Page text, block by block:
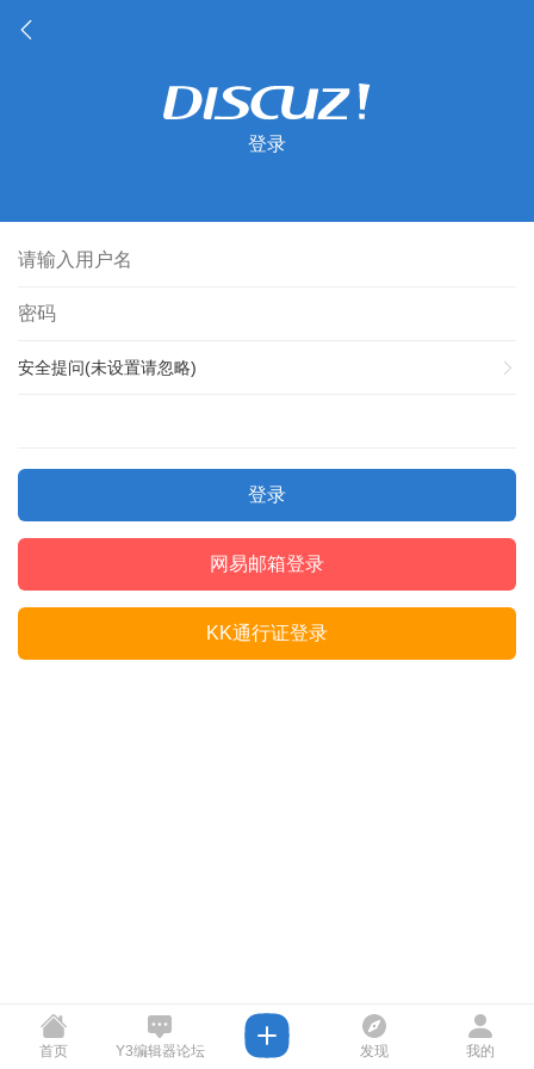
登录
安全提问(未设置请忽略)
登录
网易邮箱登录
KK通行证登录
首页 Y3编辑器论坛 发现 我的